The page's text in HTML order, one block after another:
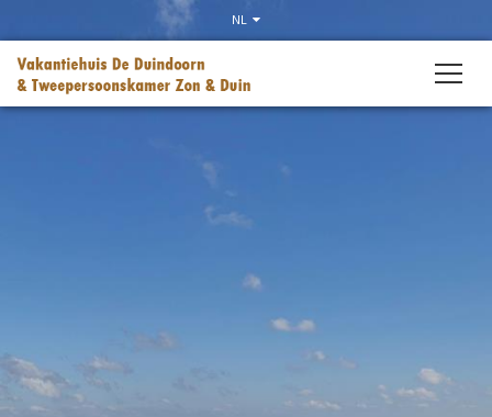
NL
Slider